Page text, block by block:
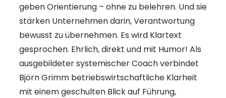
geben Orientierung – ohne zu belehren. Und sie
stärken Unternehmen darin, Verantwortung
bewusst zu übernehmen. Es wird Klartext
gesprochen. Ehrlich, direkt und mit Humor! Als
ausgebildeter systemischer Coach verbindet
Björn Grimm betriebswirtschaftliche Klarheit
mit einem geschulten Blick auf Führung,